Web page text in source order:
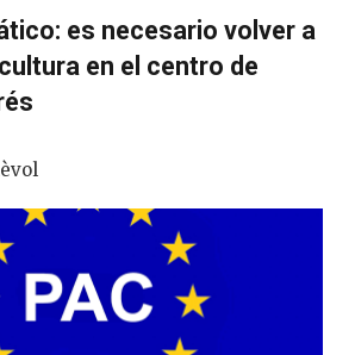
es necesario volver a
en el centro de